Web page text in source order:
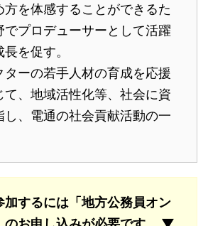
方を体感することができるた
でプロデューサーとして活躍
を促す。
ターの若手人材の育成を応援
て、地域活性化等、社会に資
し、電通の社会貢献活動の一
加するには「地方公務員オン